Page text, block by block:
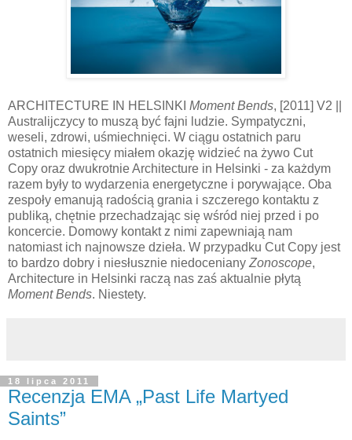
ARCHITECTURE IN HELSINKI Moment Bends, [2011] V2 ||
Australijczycy to muszą być fajni ludzie. Sympatyczni,
weseli, zdrowi, uśmiechnięci. W ciągu ostatnich paru
ostatnich miesięcy miałem okazję widzieć na żywo Cut
Copy oraz dwukrotnie Architecture in Helsinki - za każdym
razem były to wydarzenia energetyczne i porywające. Oba
zespoły emanują radością grania i szczerego kontaktu z
publiką, chętnie przechadzając się wśród niej przed i po
koncercie. Domowy kontakt z nimi zapewniają nam
natomiast ich najnowsze dzieła. W przypadku Cut Copy jest
to bardzo dobry i niesłusznie niedoceniany Zonoscope,
Architecture in Helsinki raczą nas zaś aktualnie płytą
Moment Bends. Niestety.
18 lipca 2011
Recenzja EMA „Past Life Martyed
Saints”